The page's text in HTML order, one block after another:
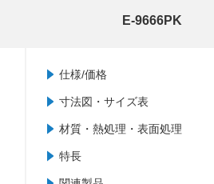
E-9666PK
仕様/価格
寸法図・サイズ表
材質・熱処理・表面処理
特長